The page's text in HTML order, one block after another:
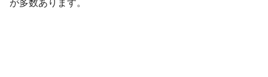
が多数あります。